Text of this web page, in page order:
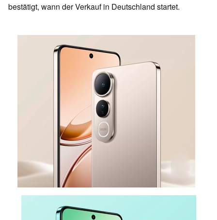
bestätigt, wann der Verkauf in Deutschland startet.